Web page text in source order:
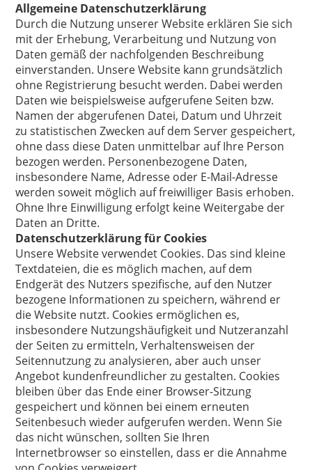
Allgemeine Datenschutzerklärung
Durch die Nutzung unserer Website erklären Sie sich
mit der Erhebung, Verarbeitung und Nutzung von
Daten gemäß der nachfolgenden Beschreibung
einverstanden. Unsere Website kann grundsätzlich
ohne Registrierung besucht werden. Dabei werden
Daten wie beispielsweise aufgerufene Seiten bzw.
Namen der abgerufenen Datei, Datum und Uhrzeit
zu statistischen Zwecken auf dem Server gespeichert,
ohne dass diese Daten unmittelbar auf Ihre Person
bezogen werden. Personenbezogene Daten,
insbesondere Name, Adresse oder E-Mail-Adresse
werden soweit möglich auf freiwilliger Basis erhoben.
Ohne Ihre Einwilligung erfolgt keine Weitergabe der
Daten an Dritte.
Datenschutzerklärung für Cookies
Unsere Website verwendet Cookies. Das sind kleine
Textdateien, die es möglich machen, auf dem
Endgerät des Nutzers spezifische, auf den Nutzer
bezogene Informationen zu speichern, während er
die Website nutzt. Cookies ermöglichen es,
insbesondere Nutzungshäufigkeit und Nutzeranzahl
der Seiten zu ermitteln, Verhaltensweisen der
Seitennutzung zu analysieren, aber auch unser
Angebot kundenfreundlicher zu gestalten. Cookies
bleiben über das Ende einer Browser-Sitzung
gespeichert und können bei einem erneuten
Seitenbesuch wieder aufgerufen werden. Wenn Sie
das nicht wünschen, sollten Sie Ihren
Internetbrowser so einstellen, dass er die Annahme